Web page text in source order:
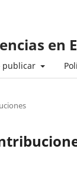
en
publicar